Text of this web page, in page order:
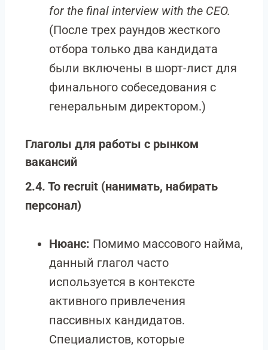
for the final interview with the CEO.
(После трех раундов жесткого
отбора только два кандидата
были включены в шорт-лист для
финального собеседования с
генеральным директором.)
Глаголы для работы с рынком
вакансий
2.4. To recruit (нанимать, набирать
персонал)
Нюанс: Помимо массового найма,
данный глагол часто
используется в контексте
активного привлечения
пассивных кандидатов.
Специалистов, которые